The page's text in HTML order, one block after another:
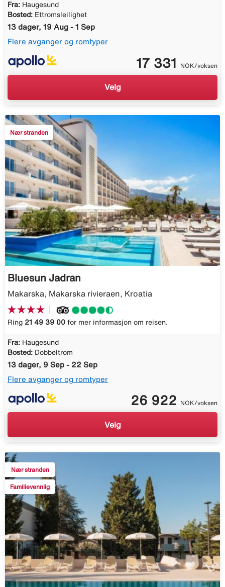
Fra: Haugesund
Bosted: Ettromsleilighet
13 dager, 19 Aug - 1 Sep
Flere avganger og romtyper
17 331 NOK/voksen
Velg
Nær stranden
Bluesun Jadran
Makarska, Makarska rivieraen, Kroatia
Ring 21 49 39 00 for mer informasjon om reisen.
Fra: Haugesund
Bosted: Dobbeltrom
13 dager, 9 Sep - 22 Sep
Flere avganger og romtyper
26 922 NOK/voksen
Velg
Nær stranden
Familievennlig